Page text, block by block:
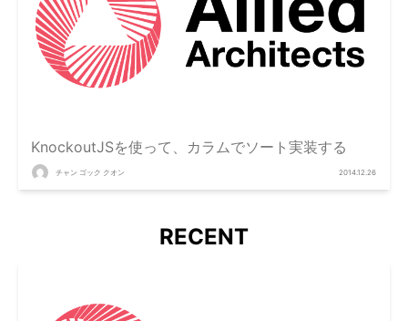
KnockoutJSを使って、カラムでソート実装する
チャン ゴック クオン 2014.12.26
RECENT